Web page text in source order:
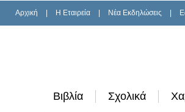
Αρχική H Εταιρεία Νέα Εκδηλώσεις
Βιβλία Σχολικά